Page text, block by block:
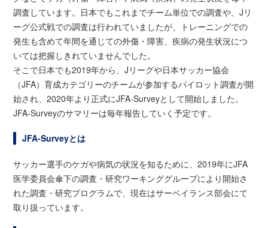
調査しています。日本でもこれまでチーム単位での調査や、Jリ
ーグ公式戦での調査は行われていましたが、トレーニングでの
発生も含めて年間を通じての外傷・障害、疾病の発生状況につ
いては把握しきれていませんでした。
そこで日本でも2019年から、Jリーグや日本サッカー協会
（JFA）育成カテゴリーのチームが参加するパイロット調査が開
始され、2020年より正式にJFA-Surveyとして開始しました。
JFA-Surveyのサマリーは毎年報告していく予定です。
JFA-Surveyとは
サッカー選手のケガや病気の状況を知るために、2019年にJFA
医学委員会傘下の調査・研究ワーキンググループにより開始さ
れた調査・研究プログラムで、現在はサーベイランス部会にて
取り扱っています。